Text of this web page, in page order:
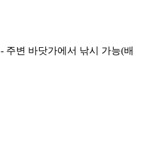
주변 바닷가에서 낚시 가능(배